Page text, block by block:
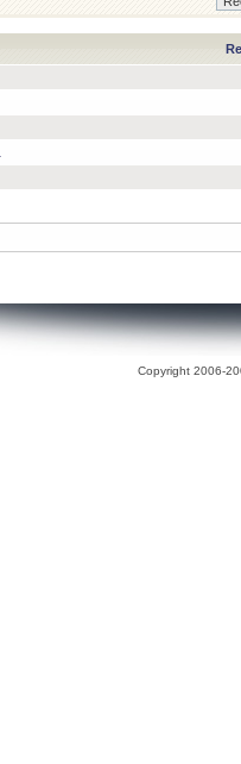
Copyright 2006-